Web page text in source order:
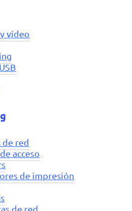
vídeo
de red
acceso
de impresión
de red